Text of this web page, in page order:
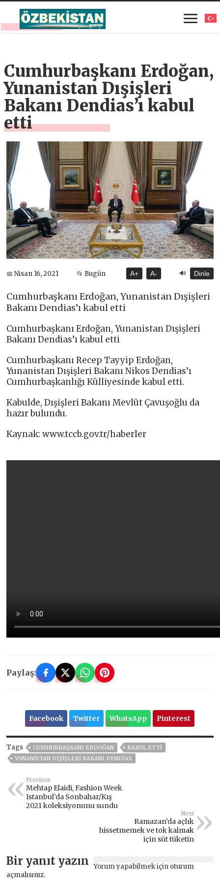
Cumhurbaşkanı Erdoğan,
Yunanistan Dışişleri
Bakanı Dendias’ı kabul
etti
📅 Nisan 16, 2021 📂 Bugün A+ A- 🔊 Dinle
Cumhurbaşkanı Erdoğan, Yunanistan Dışişleri
Bakanı Dendias’ı kabul etti
Cumhurbaşkanı Erdoğan, Yunanistan Dışişleri
Bakanı Dendias’ı kabul etti
Cumhurbaşkanı Recep Tayyip Erdoğan,
Yunanistan Dışişleri Bakanı Nikos Dendias’ı
Cumhurbaşkanlığı Külliyesinde kabul etti.
Kabulde, Dışişleri Bakanı Mevlüt Çavuşoğlu da
hazır bulundu.
Kaynak: www.tccb.gov.tr/haberler
Paylaş:
Facebook Twitter WhatsApp Pinterest
Tags CUMHURBAŞKANI ERDOĞAN
KABUL ETTI
YUNANISTAN DIŞIŞLERI BAKANI DENDIAS
Previous
Mehtap Elaidi, Fashion Week
Istanbul’da Sonbahar/Kış
2021 koleksiyonunu sundu
Next
Ramazan’da açlık
hissetmemek ve tok kalmak
için süt tüketin
Bir yanıt yazın Yorum yapabilmek için oturum
açmalısınız.